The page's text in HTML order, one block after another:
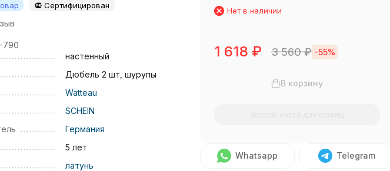
Сертифицирован
790
настенный
Дюбель 2 шт, шурупы
Watteau
SCHEIN
Германия
5 лет
латунь
Нет в наличии
1 618 ₽ 3 560₽ -55%
В корзину
Whatsapp Telegram